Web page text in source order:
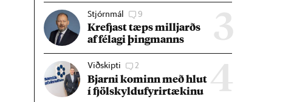
3
Stjórnmál 9
Krefjast tæps millj­arðs
af fé­lagi þing­manns
4
Viðskipti 2
Bjarni kom­inn með hlut
í fjöl­skyldu­fyr­ir­tæk­inu